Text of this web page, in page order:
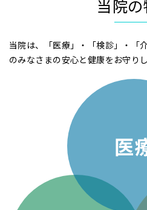
当院
当院は、「医療」・「検診」・「
のみなさまの安心と健康をお守りし